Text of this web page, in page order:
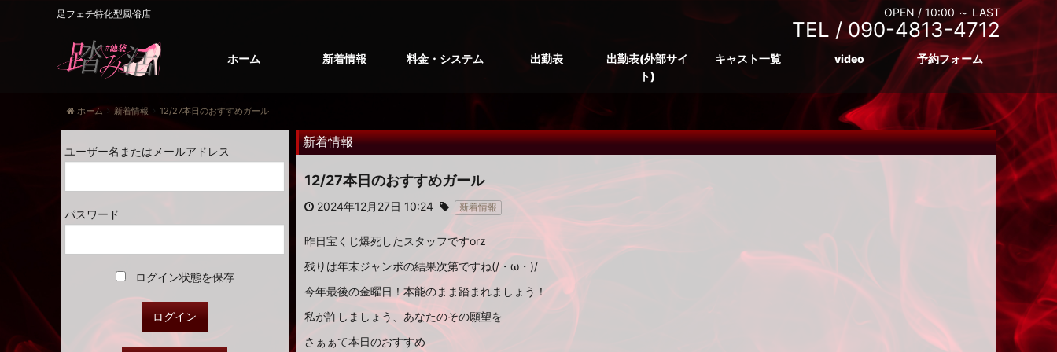
足フェチ特化型風俗店 OPEN / 10:00 ～ LAST
TEL /090-4813-4712
ホーム 新着情報 料金・システム 出勤表
出勤表(外部サイ
ト)
キャスト一覧 video 予約フォーム
ホーム 新着情報 12/27本日のおすすめガール
新着情報
12/27本日のおすすめガール
2024年12月27日 10:24 新着情報
昨日宝くじ爆死したスタッフですorz
残りは年末ジャンボの結果次第ですね(/・ω・)/
今年最後の金曜日！本能のまま踏まれましょう！
私が許しましょう、あなたのその願望を
さぁぁて本日のおすすめ
ユーザー名またはメールアドレス
パスワード
ログイン状態を保存